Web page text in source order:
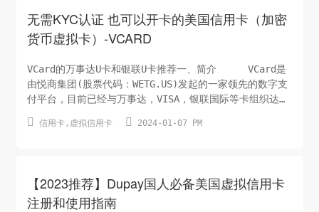
无需KYC认证 也可以开卡的美国信用卡（加密
货币虚拟卡）-VCARD
VCard的万事达U卡和银联U卡推荐一、简介 VCard是
由悦商集团(股票代码：WETG.US)发起的一家领先的数字支
付平台，目前已经与万事达，VISA，银联国际等卡组织达成
付解决方案，致力于通过技术创新改善消费者和企业的支付
 信用卡, 虚拟信用卡  2024-01-07 PM
【2023推荐】Dupay国人必备美国虚拟信用卡
注册和使用指南